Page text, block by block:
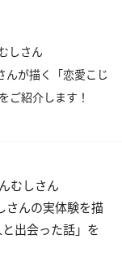
しさん
んが描く「恋愛こじ
ご紹介します！
むしさん
さんの実体験を描
出会った話」を